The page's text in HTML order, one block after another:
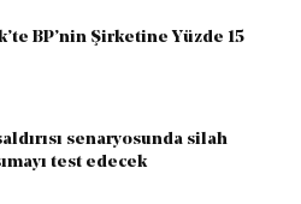
BP’nin Şirketine Yüzde 15
senaryosunda silah
test edecek